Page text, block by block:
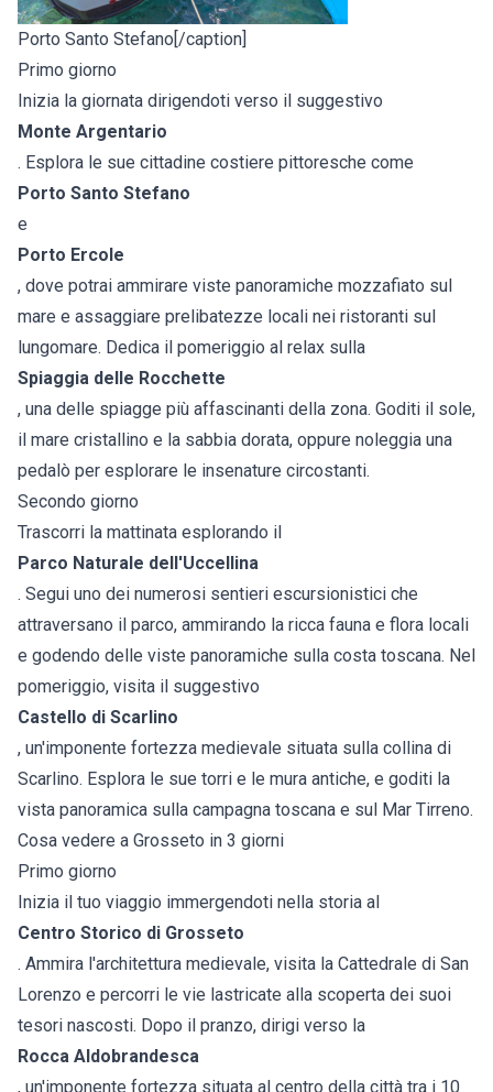
Porto Santo Stefano[/caption]
Primo giorno
Inizia la giornata dirigendoti verso il suggestivo
Monte Argentario
. Esplora le sue cittadine costiere pittoresche come
Porto Santo Stefano
e
Porto Ercole
, dove potrai ammirare viste panoramiche mozzafiato sul
mare e assaggiare prelibatezze locali nei ristoranti sul
lungomare. Dedica il pomeriggio al relax sulla
Spiaggia delle Rocchette
, una delle spiagge più affascinanti della zona. Goditi il sole,
il mare cristallino e la sabbia dorata, oppure noleggia una
pedalò per esplorare le insenature circostanti.
Secondo giorno
Trascorri la mattinata esplorando il
Parco Naturale dell'Uccellina
. Segui uno dei numerosi sentieri escursionistici che
attraversano il parco, ammirando la ricca fauna e flora locali
e godendo delle viste panoramiche sulla costa toscana. Nel
pomeriggio, visita il suggestivo
Castello di Scarlino
, un'imponente fortezza medievale situata sulla collina di
Scarlino. Esplora le sue torri e le mura antiche, e goditi la
vista panoramica sulla campagna toscana e sul Mar Tirreno.
Cosa vedere a Grosseto in 3 giorni
Primo giorno
Inizia il tuo viaggio immergendoti nella storia al
Centro Storico di Grosseto
. Ammira l'architettura medievale, visita la Cattedrale di San
Lorenzo e percorri le vie lastricate alla scoperta dei suoi
tesori nascosti. Dopo il pranzo, dirigi verso la
Rocca Aldobrandesca
, un'imponente fortezza situata al centro della città tra i 10